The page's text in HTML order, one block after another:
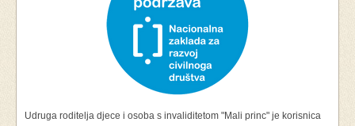
Udruga roditelja djece i osoba s invaliditetom "Mali princ" je korisnica